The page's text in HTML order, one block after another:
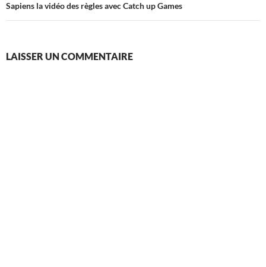
Sapiens la vidéo des règles avec Catch up Games
LAISSER UN COMMENTAIRE